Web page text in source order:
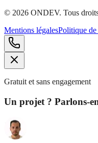
© 2026 ONDEV. Tous
Mentions légalesPolitique
Gratuit et sans engagement
Un projet ? Parlons-